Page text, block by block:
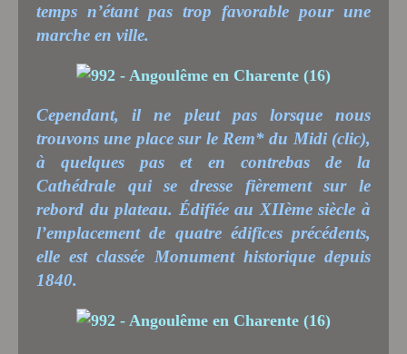
temps n’étant pas trop favorable pour une
marche en ville.
Cependant, il ne pleut pas lorsque nous
trouvons une place sur le Rem* du Midi(clic),
à quelques pas et en contrebas de la
Cathédrale qui se dresse fièrement sur le
rebord du plateau. Édifiée au XIIème siècle à
l’emplacement de quatre édifices précédents,
elle est classée Monument historique depuis
1840.